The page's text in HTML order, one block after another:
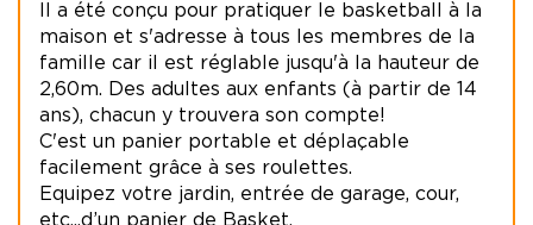
Il a été conçu pour pratiquer le basketball à la
maison et s'adresse à tous les membres de la
famille car il est réglable jusqu'à la hauteur de
2,60m. Des adultes aux enfants (à partir de 14
ans), chacun y trouvera son compte!
C'est un panier portable et déplaçable
facilement grâce à ses roulettes.
Equipez votre jardin, entrée de garage, cour,
etc...d’un panier de Basket.